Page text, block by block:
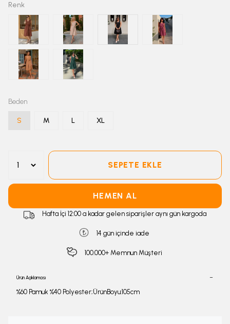
Renk
Beden
S M L XL
SEPETE EKLE
HEMEN AL
Hafta İçi 12:00 a kadar gelen siparişler aynı gün kargoda
14 gün içinde iade
100.000+ Memnun Müşteri
Ürün Açıklaması
%60 Pamuk %40 Polyester;ÜrünBoyu:105cm